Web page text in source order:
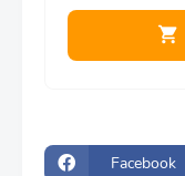
Facebook